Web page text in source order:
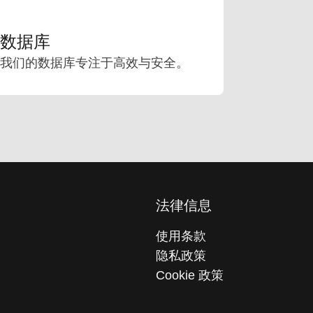
数据库
我们的数据库专注于高效与安全。
法律信息
使用条款
隐私政策
Cookie 政策